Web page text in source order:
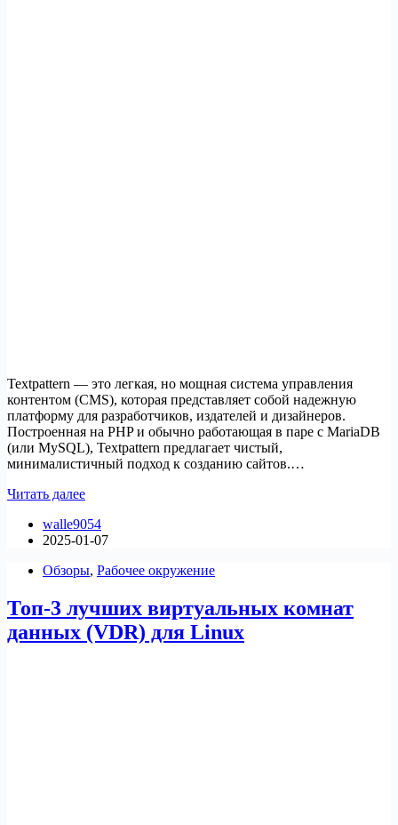
Textpattern — это легкая, но мощная система управления
контентом (CMS), которая представляет собой надежную
платформу для разработчиков, издателей и дизайнеров.
Построенная на PHP и обычно работающая в паре с MariaDB
(или MySQL), Textpattern предлагает чистый,
минималистичный подход к созданию сайтов.…
Читать далееКак
Textpattern
на
walle9054
2025-01-07
Обзоры, Рабочее окружение
Топ-3 лучших виртуальных комнат
данных (VDR) для Linux